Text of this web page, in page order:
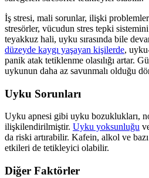
İş stresi, mali sorunlar, ilişki
stresörler, vücudun stres tepki
teyakkuz hali, uyku sırasında bile
düzeyde kaygı yaşayan kişilerde,
panik atak tetiklenme olasılığı artar.
uykunun daha az savunmalı olduğu
Uyku Sorunları
Uyku apnesi gibi uyku bozuklukları,
ilişkilendirilmiştir. Uyku yoksunluğu
da riski artırabilir. Kafein, alkol ve
etkileri de tetikleyici olabilir.
Diğer Faktörler